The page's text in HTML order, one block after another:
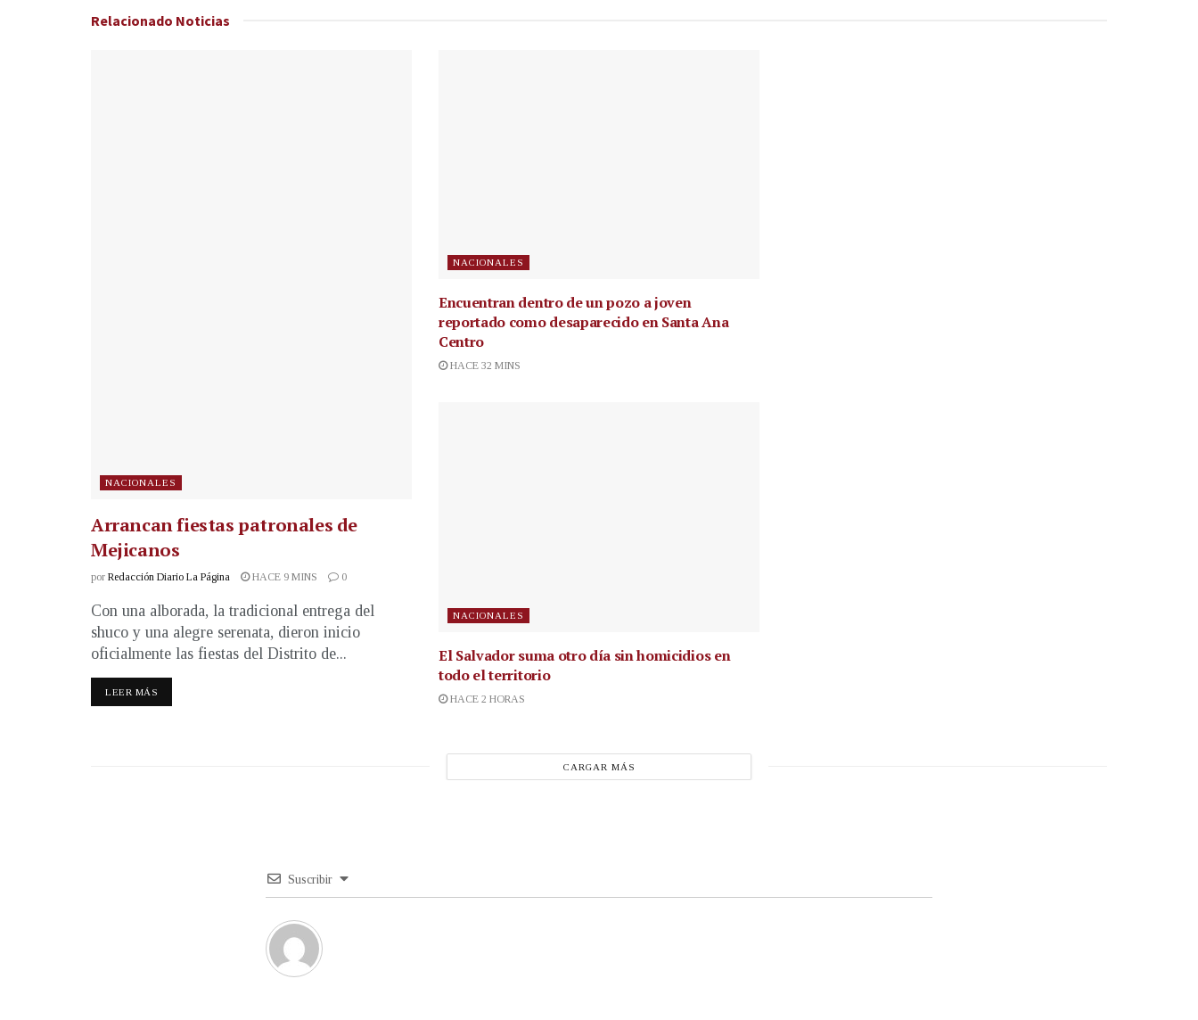
Relacionado Noticias
NACIONALES
Arrancan fiestas patronales de
Mejicanos
por Redacción Diario La Página HACE 9 MINS 0
Con una alborada, la tradicional entrega del
shuco y una alegre serenata, dieron inicio
oficialmente las fiestas del Distrito de...
LEER MÁS
NACIONALES
Encuentran dentro de un pozo a joven
reportado como desaparecido en Santa Ana
Centro
HACE 32 MINS
NACIONALES
El Salvador suma otro día sin homicidios en
todo el territorio
HACE 2 HORAS
CARGAR MÁS
Suscribir